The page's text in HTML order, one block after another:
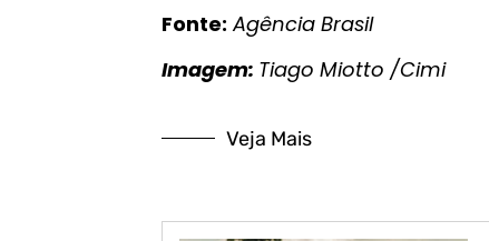
Fonte: Agência Brasil
Imagem: Tiago Miotto /Cimi
Veja Mais